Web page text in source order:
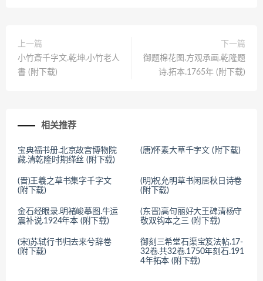
上一篇
小竹斎千字文.乾坤.小竹老人
書 (附下载)
下一篇
御题棉花图.方观承画.乾隆题
诗.拓本.1765年 (附下载)
相关推荐
宝典福书册.北京故宫博物院
藏.清乾隆时期缂丝 (附下载)
(唐)怀素大草千字文 (附下载)
(晋)王羲之草书集字千字文
(附下载)
(明)祝允明草书闲居秋日诗卷
(附下载)
金石经眼录.明褚峻摹图.牛运
震补说.1924年本 (附下载)
(东晋)高句丽好大王碑清杨守
敬双钩本之三 (附下载)
(宋)苏轼行书归去来兮辞卷
(附下载)
御刻三希堂石渠宝笈法帖.17-
32卷.共32卷.1750年刻石.191
4年拓本 (附下载)